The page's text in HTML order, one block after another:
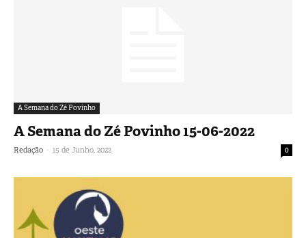
A Semana do Zé Povinho
A Semana do Zé Povinho 15-06-2022
Redação - 15 de Junho, 2022 0